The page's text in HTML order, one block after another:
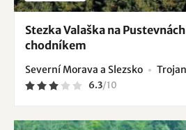
Stezka Valaška na
chodníkem
Severní Morava a Slezsko
6.3/10